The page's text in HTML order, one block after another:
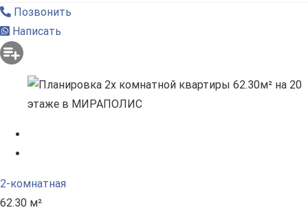
Позвонить
Написать
2-комнатная
62.30 м²